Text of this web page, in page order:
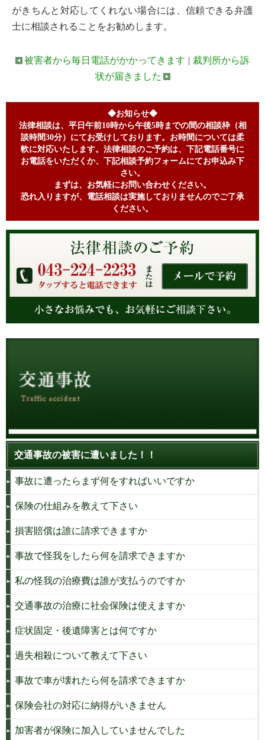
がきちんと対応してくれない場合には、信頼できる弁護
士に相談されることをお勧めします。
被害者から毎日電話がかかってきます | 裁判所から訴
状が届きました
◆お知らせ◆
法律相談は、平日午前10時から午後5時までの間の相談枠（相
談時間30分）にてお受けしております。お時間については柔
軟に対応いたします。法律相談のご予約は、下記電話番号に
お電話をいただくか、下記相談予約フォームにてお申込み下
さい。
まずは、お気軽にお問い合わせください。
恐れ入りますが、電話相談は実施しておりませんのでご了承
ください。
交通事故の被害に遭いました！！
事故に遭ったらまず何をすればいいですか
保険の仕組みを教えて下さい
損害賠償は誰に請求できますか
事故で怪我をしたら何を請求できますか
私の怪我の治療費は誰が支払うのですか
交通事故の治療に社会保険は使えますか
症状固定・後遺障害とは何ですか
過失相殺について教えて下さい
事故で車が壊れたら何を請求できますか
保険会社の対応に納得がいきません
加害者が保険に加入していませんでした